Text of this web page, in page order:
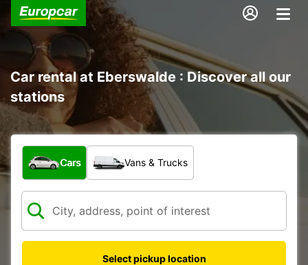
Car rental at Eberswalde : Discover all our
stations
What type of vehicle?
Cars Vans & Trucks
Select pickup location